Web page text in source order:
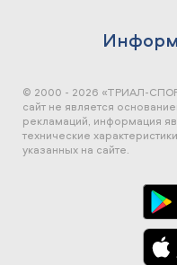
© 2000 - 2026 «ТРИАЛ-
сайт не является
рекламаций, информация
технические
указанных на сайте.